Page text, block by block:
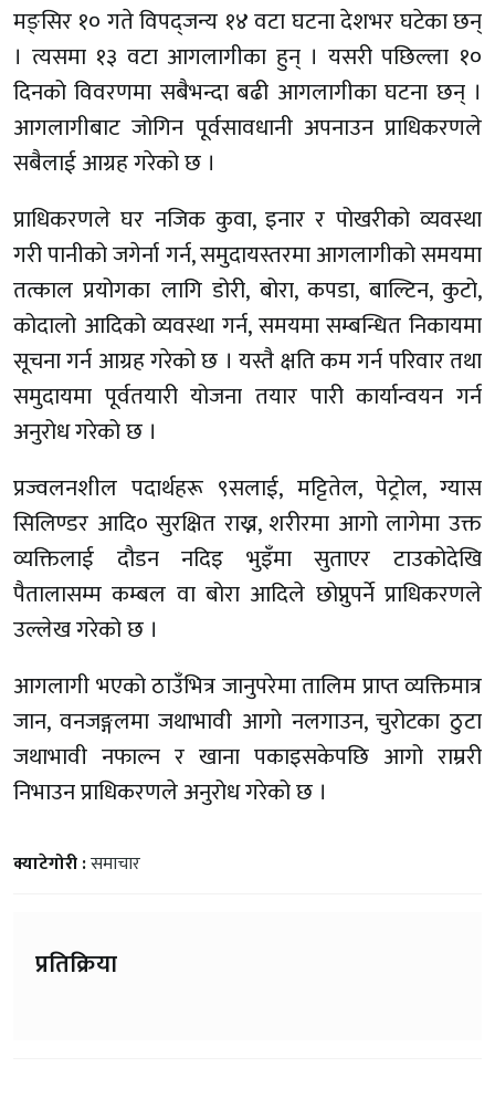
मङ्सिर १० गते विपद्जन्य १४ वटा घटना देशभर घटेका छन्
। त्यसमा १३ वटा आगलागीका हुन् । यसरी पछिल्ला १०
दिनको विवरणमा सबैभन्दा बढी आगलागीका घटना छन् ।
आगलागीबाट जोगिन पूर्वसावधानी अपनाउन प्राधिकरणले
सबैलाई आग्रह गरेको छ ।
प्राधिकरणले घर नजिक कुवा, इनार र पोखरीको व्यवस्था
गरी पानीको जगेर्ना गर्न, समुदायस्तरमा आगलागीको समयमा
तत्काल प्रयोगका लागि डोरी, बोरा, कपडा, बाल्टिन, कुटो,
कोदालो आदिको व्यवस्था गर्न, समयमा सम्बन्धित निकायमा
सूचना गर्न आग्रह गरेको छ । यस्तै क्षति कम गर्न परिवार तथा
समुदायमा पूर्वतयारी योजना तयार पारी कार्यान्वयन गर्न
अनुरोध गरेको छ ।
प्रज्वलनशील पदार्थहरू ९सलाई, मट्टितेल, पेट्रोल, ग्यास
सिलिण्डर आदि० सुरक्षित राख्न, शरीरमा आगो लागेमा उक्त
व्यक्तिलाई दौडन नदिइ भुइँमा सुताएर टाउकोदेखि
पैतालासम्म कम्बल वा बोरा आदिले छोप्नुपर्ने प्राधिकरणले
उल्लेख गरेको छ ।
आगलागी भएको ठाउँभित्र जानुपरेमा तालिम प्राप्त व्यक्तिमात्र
जान, वनजङ्गलमा जथाभावी आगो नलगाउन, चुरोटका ठुटा
जथाभावी नफाल्न र खाना पकाइसकेपछि आगो राम्ररी
निभाउन प्राधिकरणले अनुरोध गरेको छ ।
क्याटेगोरी :समाचार
प्रतिक्रिया